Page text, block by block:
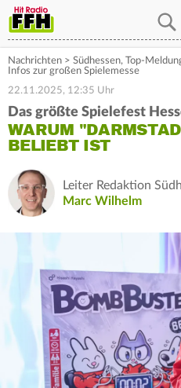
Nachrichten > Südhessen, Top-
Infos zur großen Spielemesse
22.11.2025, 12:35 Uhr
Das größte Spielefest
WARUM
BELIEBT IST
Leiter Redaktion
Marc Wilhelm